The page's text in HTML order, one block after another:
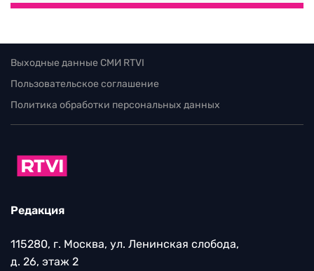
Выходные данные СМИ RTVI
Пользовательское соглашение
Политика обработки персональных данных
Редакция
115280, г. Москва, ул. Ленинская слобода,
д. 26, этаж 2